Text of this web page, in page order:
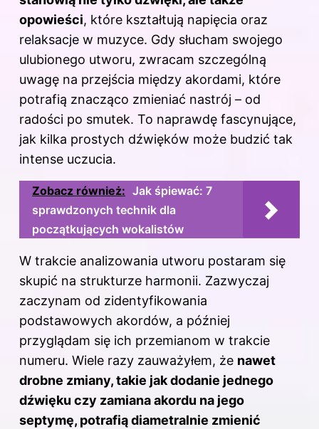
opowieści, które kształtują napięcia oraz
relaksacje w muzyce. Gdy słucham swojego
ulubionego utworu, zwracam szczególną
uwagę na przejścia między akordami, które
potrafią znacząco zmieniać nastrój – od
radości po smutek. To naprawdę fascynujące,
jak kilka prostych dźwięków może budzić tak
intense uczucia.
Zobacz również: Jak śpiewać: 7
sprawdzonych technik dla
początkujących wokalistów
W trakcie analizowania utworu postaram się
skupić na strukturze harmonii. Zazwyczaj
zaczynam od zidentyfikowania
podstawowych akordów, a później
przyglądam się ich przemianom w trakcie
numeru. Wiele razy zauważyłem, że nawet
drobne zmiany, takie jak dodanie jednego
dźwięku czy zamiana akordu na jego
septymę, potrafią diametralnie zmienić